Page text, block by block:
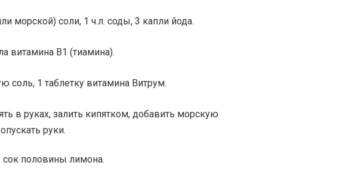
морской) соли, 1 ч.л. соды, 3 капли йода.
витамина В1 (тиамина).
соль, 1 таблетку витамина Витрум.
в руках, залить кипятком, добавить морскую
руки.
сок половины лимона.